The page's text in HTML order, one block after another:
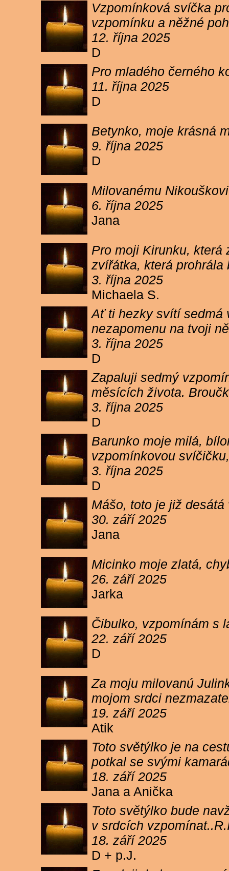
Vzpomínková svíčka
vzpomínku a něžné
12. října 2025
D
Pro mladého černého
11. října 2025
D
Betynko, moje krásná
9. října 2025
D
Milovanému
6. října 2025
Jana
Pro moji Kirunku, která
zvířátka, která prohrála
3. října 2025
Michaela S.
Ať ti hezky svítí sedmá
nezapomenu na tvoji
3. října 2025
D
Zapaluji sedmý
měsících života.
3. října 2025
D
Barunko moje milá,
vzpomínkovou
3. října 2025
D
Mášo, toto je již
30. září 2025
Jana
Micinko moje zlatá,
26. září 2025
Jarka
Čibulko, vzpomínám s
22. září 2025
D
Za moju milovanú
mojom srdci
19. září 2025
Atik
Toto světýlko je na
potkal se svými
18. září 2025
Jana a Anička
Toto světýlko bude
v srdcích
18. září 2025
D + p.J.